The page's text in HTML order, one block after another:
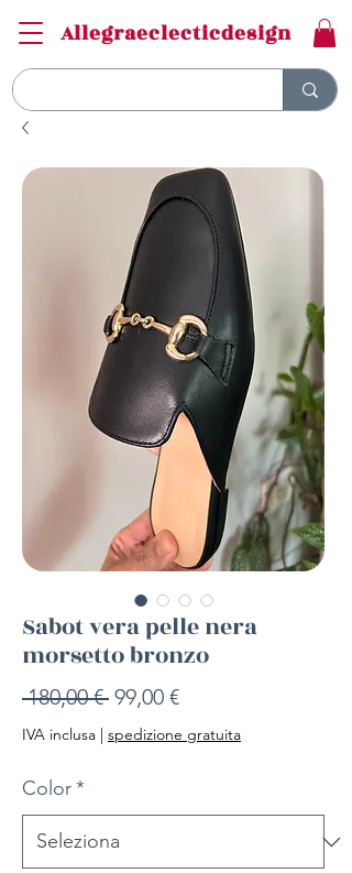
Allegraeclecticdesign
Sabot vera pelle nera
morsetto bronzo
180,00 € Prezzo
regolare
99,00 €Prezzo
scontato
IVA inclusa | spedizione gratuita
Color*